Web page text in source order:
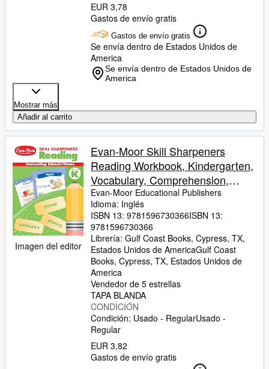
EUR 3,78
Gastos de envío gratis
Gastos de envío gratis
Se envía dentro de Estados Unidos de
America
Se envía dentro de Estados Unidos de
America
Mostrar más
Añadir al carrito
Imagen del editor
Evan-Moor Skill Sharpeners
Reading Workbook, Kindergarten,
Vocabulary, Comprehension,
Phonics, Word Family,
Sequencing, Beginning Sounds,
Matching Words and Pictures, Cut
and Paste, Homeschool
Evan-Moor Educational Publishers
Idioma: Inglés
ISBN 13: 9781596730366ISBN 13:
9781596730366
Librería: Gulf Coast Books, Cypress, TX,
Estados Unidos de AmericaGulf Coast
Books, Cypress, TX, Estados Unidos de
America
Vendedor de 5 estrellas
TAPA BLANDA
CONDICIÓN
Condición: Usado - RegularUsado -
Regular
EUR 3,82
Gastos de envío gratis